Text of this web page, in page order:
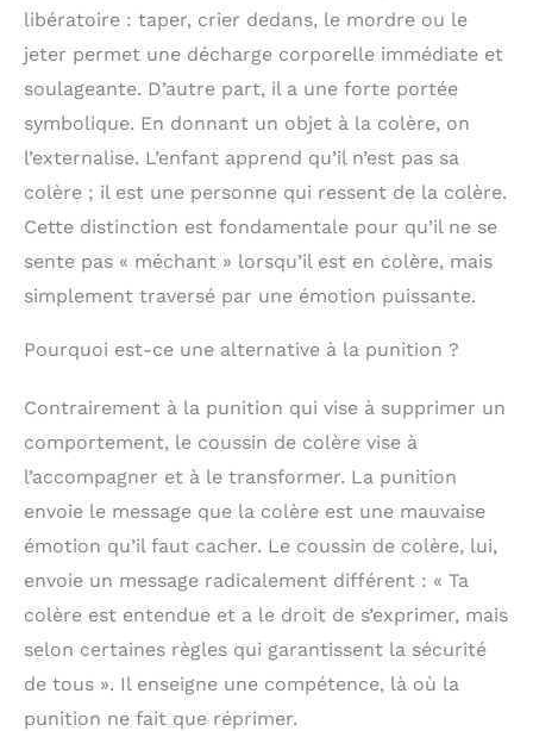
libératoire : taper, crier dedans, le mordre ou le
jeter permet une décharge corporelle immédiate et
soulageante. D’autre part, il a une forte portée
symbolique. En donnant un objet à la colère, on
l’externalise. L’enfant apprend qu’il n’est pas sa
colère ; il est une personne qui ressent de la colère.
Cette distinction est fondamentale pour qu’il ne se
sente pas « méchant » lorsqu’il est en colère, mais
simplement traversé par une émotion puissante.
Pourquoi est-ce une alternative à la punition ?
Contrairement à la punition qui vise à supprimer un
comportement, le coussin de colère vise à
l’accompagner et à le transformer. La punition
envoie le message que la colère est une mauvaise
émotion qu’il faut cacher. Le coussin de colère, lui,
envoie un message radicalement différent : « Ta
colère est entendue et a le droit de s’exprimer, mais
selon certaines règles qui garantissent la sécurité
de tous ». Il enseigne une compétence, là où la
punition ne fait que réprimer.